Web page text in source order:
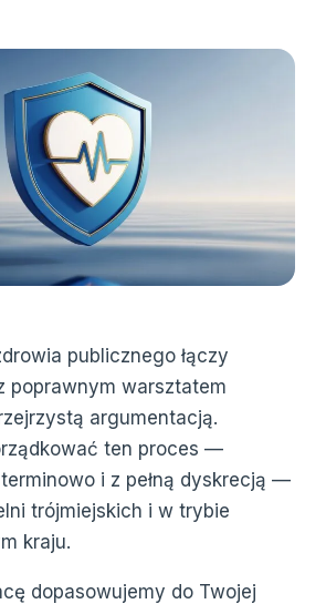
publicznego łączy
poprawnym warsztatem
argumentacją.
ten proces —
i z pełną dyskrecją —
trójmiejskich i w trybie
kraju.
dopasowujemy do Twojej